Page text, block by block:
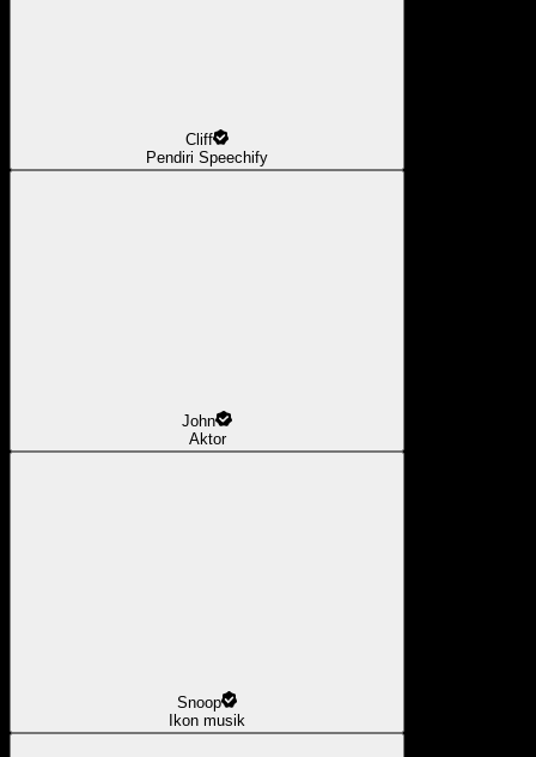
Cliff
Pendiri Speechify
John
Aktor
Snoop
Ikon musik